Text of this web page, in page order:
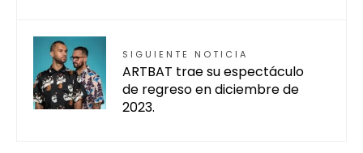
SIGUIENTE NOTICIA
ARTBAT trae su espectáculo
de regreso en diciembre de
2023.